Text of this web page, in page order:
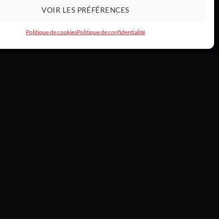
VOIR LES PRÉFÉRENCES
Politique de cookiesPolitique de confidentialité